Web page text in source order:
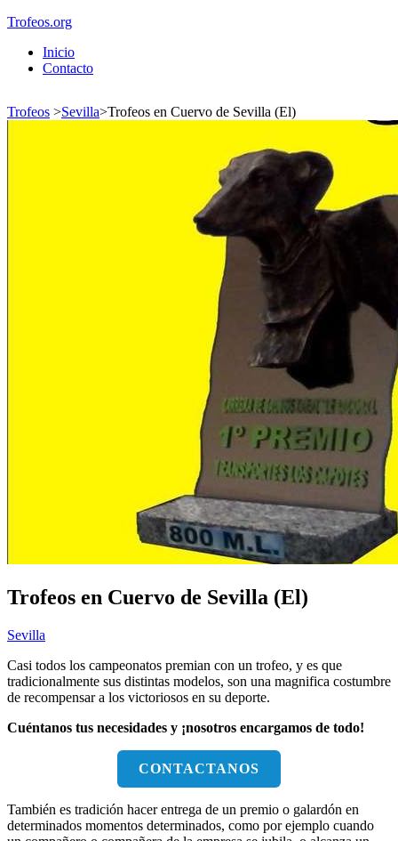
Trofeos.org
Inicio
Contacto
Trofeos >Sevilla>Trofeos en Cuervo de Sevilla (El)
Trofeos en Cuervo de Sevilla (El)
Sevilla
Casi todos los campeonatos premian con un trofeo, y es que
tradicionalmente sus distintas modelos, son una magnifica costumbre
de recompensar a los victoriosos en su deporte.
Cuéntanos tus necesidades y ¡nosotros encargamos de todo!
CONTACTANOS
También es tradición hacer entrega de un premio o galardón en
determinados momentos determinados, como por ejemplo cuando